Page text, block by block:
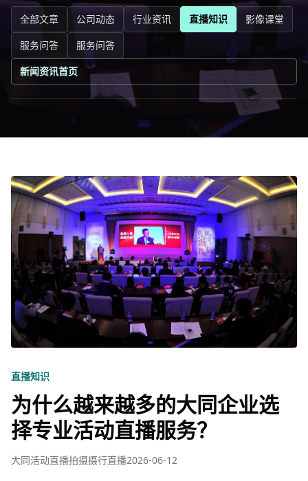
全部文章 公司动态 行业资讯 直播知识
影像课堂
服务问答
服务问答
新闻资讯首页
直播知识
为什么越来越多的大同企业选
择专业活动直播服务？
大同活动直播拍摄摄行直播2026-06-12